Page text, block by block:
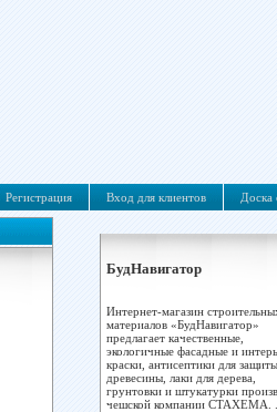
Регистрация Вход для клиентов Доска
БудНавигатор
Интернет-магазин
материалов «БудНавигатор»
предлагает качественные,
экологичные фасадные и
краски, антисептики для защиты
древесины, лаки для дерева,
грунтовки и штукатурки
чешской компании СТАХЕМА.